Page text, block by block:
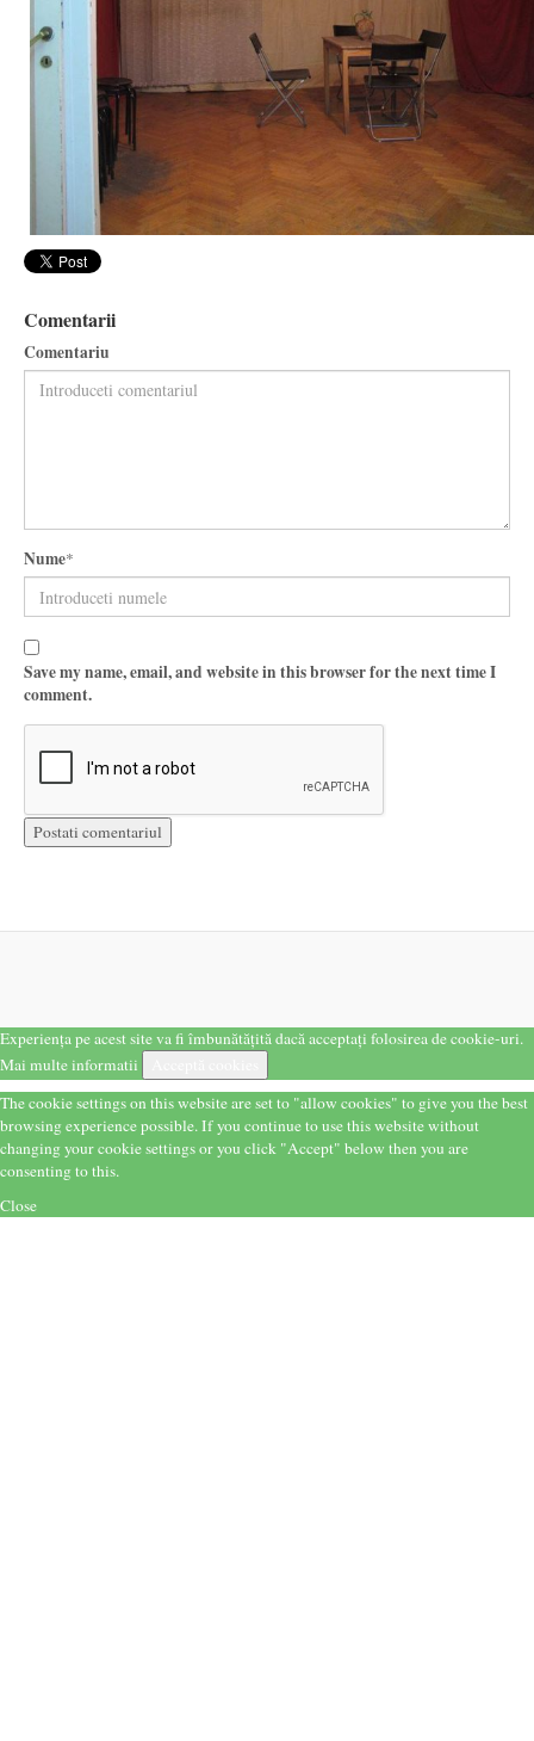
Comentarii
Comentariu
Nume*
Save my name, email, and website in this browser for the next time I
comment.
Experiența pe acest site va fi îmbunătățită dacă acceptați folosirea de cookie-uri.
Mai multe informatii
The cookie settings on this website are set to "allow cookies" to give you the best
browsing experience possible. If you continue to use this website without
changing your cookie settings or you click "Accept" below then you are
consenting to this.
Close